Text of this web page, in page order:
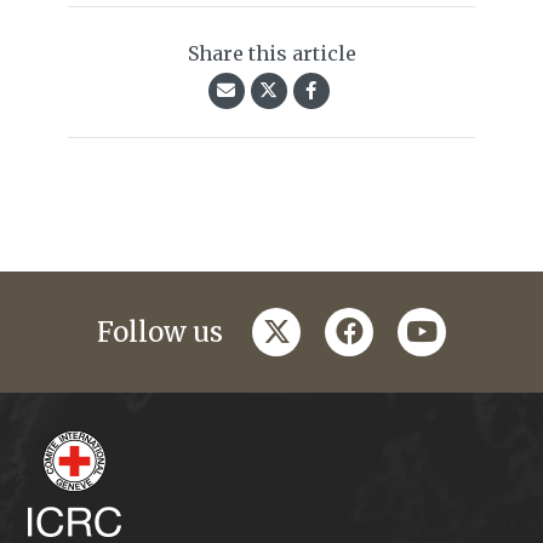
Share this article
Follow us twitterfacebookyoutube